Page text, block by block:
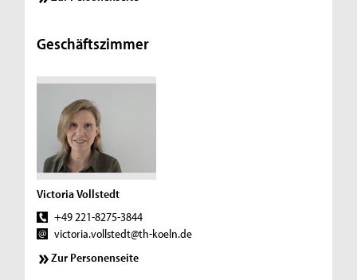
Geschäftszimmer
Victoria Vollstedt
+49 221-8275-3844
victoria.vollstedt@th-koeln.de
Zur Personenseite